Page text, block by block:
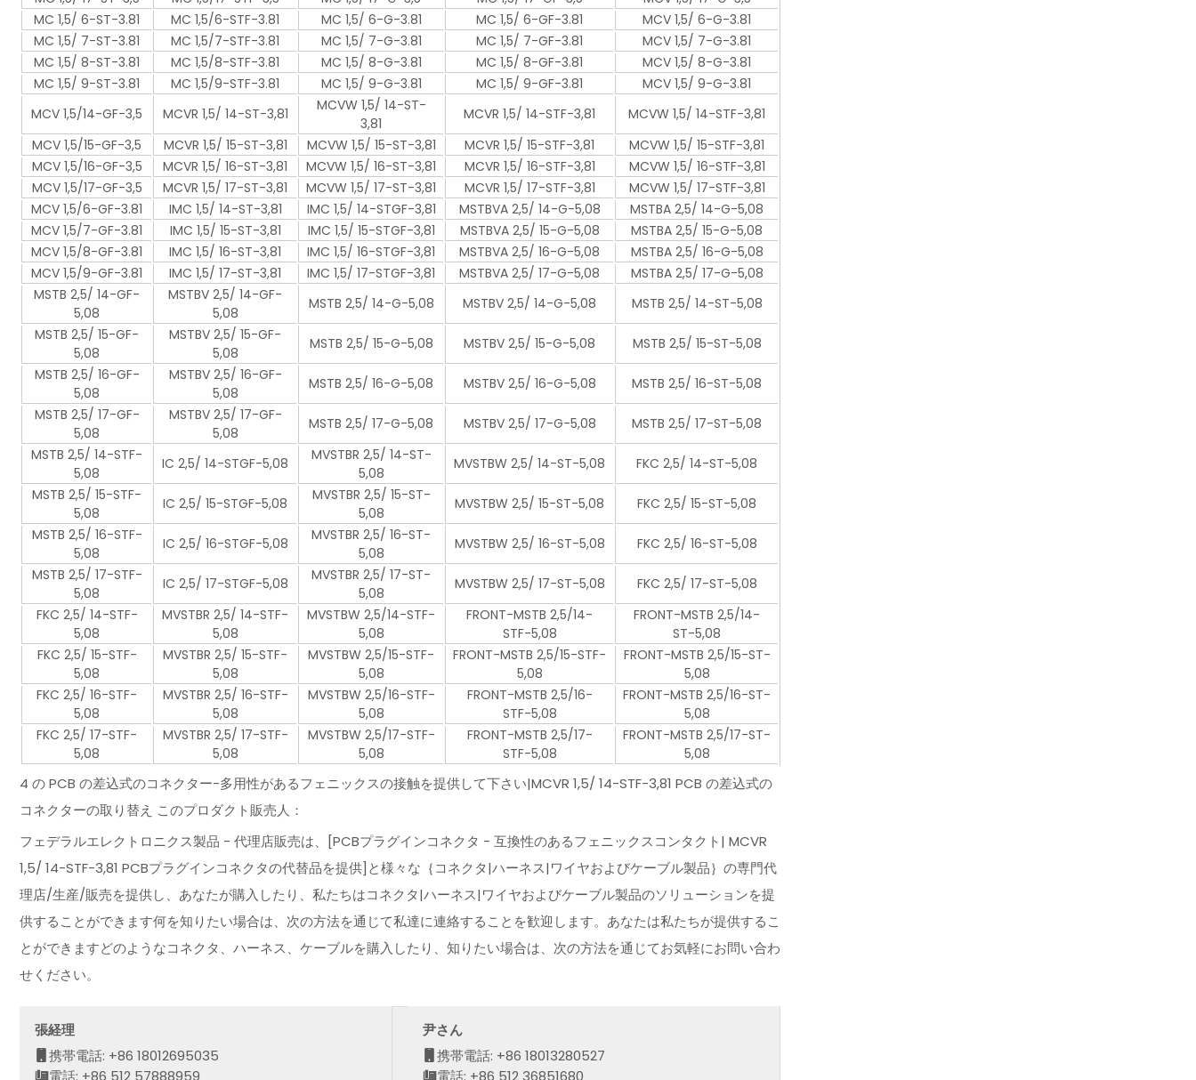
MC 1,5/ 6-ST-3.81
MC 1,5/6-STF-3.81 MC 1,5/ 6-G-3.81 MC 1,5/ 6-GF-3.81
MCV 1,5/ 6-G-3.81
MC 1,5/ 7-ST-3.81
MC 1,5/7-STF-3.81 MC 1,5/ 7-G-3.81 MC 1,5/ 7-GF-3.81
MCV 1,5/ 7-G-3.81
MC 1,5/ 8-ST-3.81
MC 1,5/8-STF-3.81 MC 1,5/ 8-G-3.81 MC 1,5/ 8-GF-3.81
MCV 1,5/ 8-G-3.81
MC 1,5/ 9-ST-3.81
MC 1,5/9-STF-3.81 MC 1,5/ 9-G-3.81 MC 1,5/ 9-GF-3.81
MCV 1,5/ 9-G-3.81
MCV 1,5/14-GF-3,5
MCVR 1,5/ 14-ST-3,81
MCVW 1,5/ 14-ST-
3,81
MCVR 1,5/ 14-STF-3,81
MCVW 1,5/ 14-STF-3,81
MCV 1,5/15-GF-3,5
MCVR 1,5/ 15-ST-3,81 MCVW 1,5/ 15-ST-3,81 MCVR 1,5/ 15-STF-3,81
MCVW 1,5/ 15-STF-3,81
MCV 1,5/16-GF-3,5
MCVR 1,5/ 16-ST-3,81 MCVW 1,5/ 16-ST-3,81 MCVR 1,5/ 16-STF-3,81
MCVW 1,5/ 16-STF-3,81
MCV 1,5/17-GF-3,5
MCVR 1,5/ 17-ST-3,81 MCVW 1,5/ 17-ST-3,81 MCVR 1,5/ 17-STF-3,81
MCVW 1,5/ 17-STF-3,81
MCV 1,5/6-GF-3.81
IMC 1,5/ 14-ST-3,81 IMC 1,5/ 14-STGF-3,81 MSTBVA 2,5/ 14-G-5,08
MSTBA 2,5/ 14-G-5,08
MCV 1,5/7-GF-3.81
IMC 1,5/ 15-ST-3,81 IMC 1,5/ 15-STGF-3,81 MSTBVA 2,5/ 15-G-5,08
MSTBA 2,5/ 15-G-5,08
MCV 1,5/8-GF-3.81
IMC 1,5/ 16-ST-3,81 IMC 1,5/ 16-STGF-3,81 MSTBVA 2,5/ 16-G-5,08
MSTBA 2,5/ 16-G-5,08
MCV 1,5/9-GF-3.81
IMC 1,5/ 17-ST-3,81 IMC 1,5/ 17-STGF-3,81 MSTBVA 2,5/ 17-G-5,08
MSTBA 2,5/ 17-G-5,08
MSTB 2,5/ 14-GF-
5,08
MSTBV 2,5/ 14-GF-
5,08
MSTB 2,5/ 14-G-5,08 MSTBV 2,5/ 14-G-5,08
MSTB 2,5/ 14-ST-5,08
MSTB 2,5/ 15-GF-
5,08
MSTBV 2,5/ 15-GF-
5,08
MSTB 2,5/ 15-G-5,08 MSTBV 2,5/ 15-G-5,08
MSTB 2,5/ 15-ST-5,08
MSTB 2,5/ 16-GF-
5,08
MSTBV 2,5/ 16-GF-
5,08
MSTB 2,5/ 16-G-5,08 MSTBV 2,5/ 16-G-5,08
MSTB 2,5/ 16-ST-5,08
MSTB 2,5/ 17-GF-
5,08
MSTBV 2,5/ 17-GF-
5,08
MSTB 2,5/ 17-G-5,08 MSTBV 2,5/ 17-G-5,08
MSTB 2,5/ 17-ST-5,08
MSTB 2,5/ 14-STF-
5,08
IC 2,5/ 14-STGF-5,08
MVSTBR 2,5/ 14-ST-
5,08
MVSTBW 2,5/ 14-ST-5,08
FKC 2,5/ 14-ST-5,08
MSTB 2,5/ 15-STF-
5,08
IC 2,5/ 15-STGF-5,08
MVSTBR 2,5/ 15-ST-
5,08
MVSTBW 2,5/ 15-ST-5,08
FKC 2,5/ 15-ST-5,08
MSTB 2,5/ 16-STF-
5,08
IC 2,5/ 16-STGF-5,08
MVSTBR 2,5/ 16-ST-
5,08
MVSTBW 2,5/ 16-ST-5,08
FKC 2,5/ 16-ST-5,08
MSTB 2,5/ 17-STF-
5,08
IC 2,5/ 17-STGF-5,08
MVSTBR 2,5/ 17-ST-
5,08
MVSTBW 2,5/ 17-ST-5,08
FKC 2,5/ 17-ST-5,08
FKC 2,5/ 14-STF-
5,08
MVSTBR 2,5/ 14-STF-
5,08
MVSTBW 2,5/14-STF-
5,08
FRONT-MSTB 2,5/14-
STF-5,08
FRONT-MSTB 2,5/14-
ST-5,08
FKC 2,5/ 15-STF-
5,08
MVSTBR 2,5/ 15-STF-
5,08
MVSTBW 2,5/15-STF-
5,08
FRONT-MSTB 2,5/15-STF-
5,08
FRONT-MSTB 2,5/15-ST-
5,08
FKC 2,5/ 16-STF-
5,08
MVSTBR 2,5/ 16-STF-
5,08
MVSTBW 2,5/16-STF-
5,08
FRONT-MSTB 2,5/16-
STF-5,08
FRONT-MSTB 2,5/16-ST-
5,08
FKC 2,5/ 17-STF-
5,08
MVSTBR 2,5/ 17-STF-
5,08
MVSTBW 2,5/17-STF-
5,08
FRONT-MSTB 2,5/17-
STF-5,08
FRONT-MSTB 2,5/17-ST-
5,08
4 の PCB の差込式のコネクター-多用性があるフェニックスの接触を提供して下さい|MCVR 1,5/ 14-STF-3,81 PCB の差込式の
コネクターの取り替え このプロダクト販売人：
フェデラルエレクトロニクス製品 - 代理店販売は、[PCBプラグインコネクタ - 互換性のあるフェニックスコンタクト| MCVR
1,5/ 14-STF-3,81 PCBプラグインコネクタの代替品を提供]と様々な｛コネクタ|ハーネス|ワイヤおよびケーブル製品｝の専門代
理店/生産/販売を提供し、あなたが購入したり、私たちはコネクタ|ハーネス|ワイヤおよびケーブル製品のソリューションを提
供することができます何を知りたい場合は、次の方法を通じて私達に連絡することを歓迎します。あなたは私たちが提供するこ
とができますどのようなコネクタ、ハーネス、ケーブルを購入したり、知りたい場合は、次の方法を通じてお気軽にお問い合わ
せください。
張経理
携帯電話: +86 18012695035
電話: +86 512 57888959
尹さん
携帯電話: +86 18013280527
電話: +86 512 36851680